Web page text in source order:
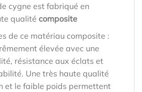
cygne est fabriqué en
qualité composite
de ce matériau composite :
élevée avec une
résistance aux éclats et
Une très haute qualité
et le faible poids permettent